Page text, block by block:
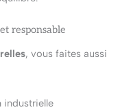
responsable
, vous faites aussi
industrielle